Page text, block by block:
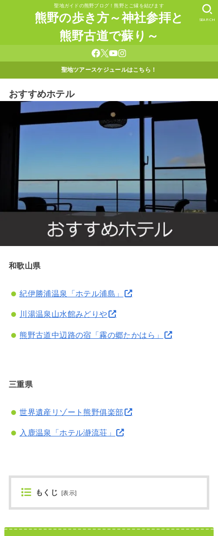
聖地ガイドの熊野ブログ！熊野とご縁を結びます
熊野の歩き方～神社参拝と
熊野古道で蘇り～
SEARCH
聖地ツアースケジュールはこちら！
おすすめホテル
和歌山県
紀伊勝浦温泉「ホテル浦島」
川湯温泉山水館みどりや
熊野古道中辺路の宿「霧の郷たかはら」
三重県
世界遺産リゾート熊野俱楽部
入鹿温泉「ホテル瀞流荘」
もくじ [表示]